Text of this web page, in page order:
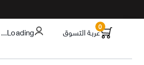
...Loading عربة التسوق0